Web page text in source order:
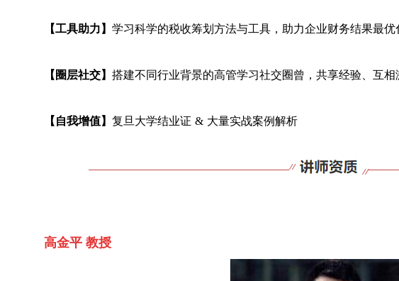
【工具助力】 学习科学的税收筹划方法与工具，助力企业财务结果最优
【圈层社交】 搭建不同行业背景的高管学习社交圈曾，共享经验、互相
【自我增值】 复旦大学结业证 & 大量实战案例解析
高金平教授